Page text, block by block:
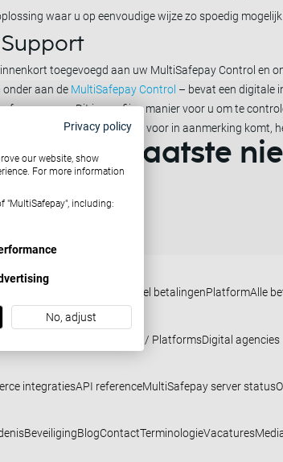
waar u op eenvoudige wijze zo spoedig mogelijk
toegevoegd aan uw MultiSafepay Control en
onder aan de MultiSafepay Control – bevat een digitale
nee vragen. Dit is een fijne manier voor u om te
komen dat u hier niet voor in aanmerking komt,
Altijd de laatste
Omnichannel betalingenPlatformAlle
SaaS / PlatformsDigital agencies
integratiesAPI referenceMultiSafepay server status
BeveiligingBlogContactTerminologieVacatures
Privacy policy
our website, show
For more information
"MultiSafepay", including:
No, adjust